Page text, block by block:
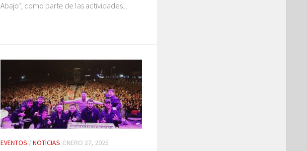
Abajo”, como parte de las actividades...
EVENTOS /NOTICIAS ENERO 27, 2025